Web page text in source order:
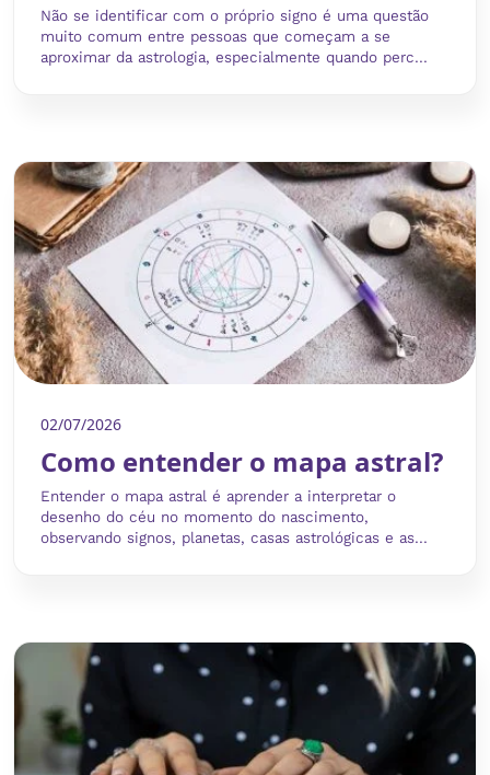
Não se identificar com o próprio signo é uma questão
muito comum entre pessoas que começam a se
aproximar da astrologia, especialmente quando perc...
02/07/2026
Como entender o mapa astral?
Entender o mapa astral é aprender a interpretar o
desenho do céu no momento do nascimento,
observando signos, planetas, casas astrológicas e as...